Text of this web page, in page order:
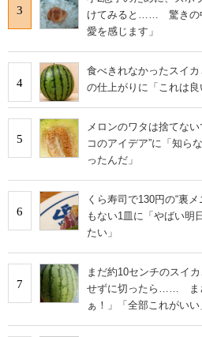
3
けてみると…… 驚きの
愛を感じます」
4
食べきれなかったスイ
の仕上がりに「これは良
5
メロンのワタは捨てな
コのアイデア”に「知ら
ったんだ」
6
くら寿司で130円の“裏
もない1皿に「やばい明
たい」
7
まだ約10センチのスイ
せずに切ったら…… ま
ぁ！」「全部これがい